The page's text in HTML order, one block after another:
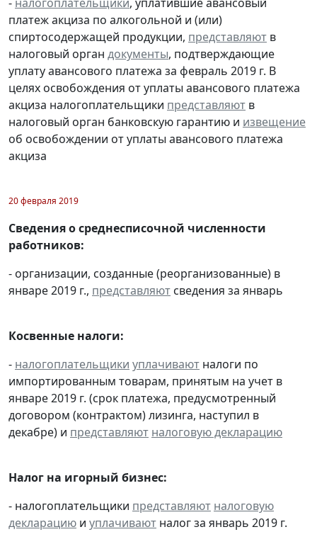
платеж акциза по алкогольной и (или)
спиртосодержащей продукции, представляют в
налоговый орган документы, подтверждающие
уплату авансового платежа за февраль 2019 г. В
целях освобождения от уплаты авансового платежа
акциза налогоплательщики представляют в
налоговый орган банковскую гарантию и извещение
об освобождении от уплаты авансового платежа
акциза
20 февраля 2019
Сведения о среднесписочной численности
работников:
- организации, созданные (реорганизованные) в
январе 2019 г., представляют сведения за январь
Косвенные налоги:
- налогоплательщики уплачивают налоги по
импортированным товарам, принятым на учет в
январе 2019 г. (срок платежа, предусмотренный
договором (контрактом) лизинга, наступил в
декабре) и представляют налоговую декларацию
Налог на игорный бизнес:
- налогоплательщики представляют налоговую
декларацию и уплачивают налог за январь 2019 г.